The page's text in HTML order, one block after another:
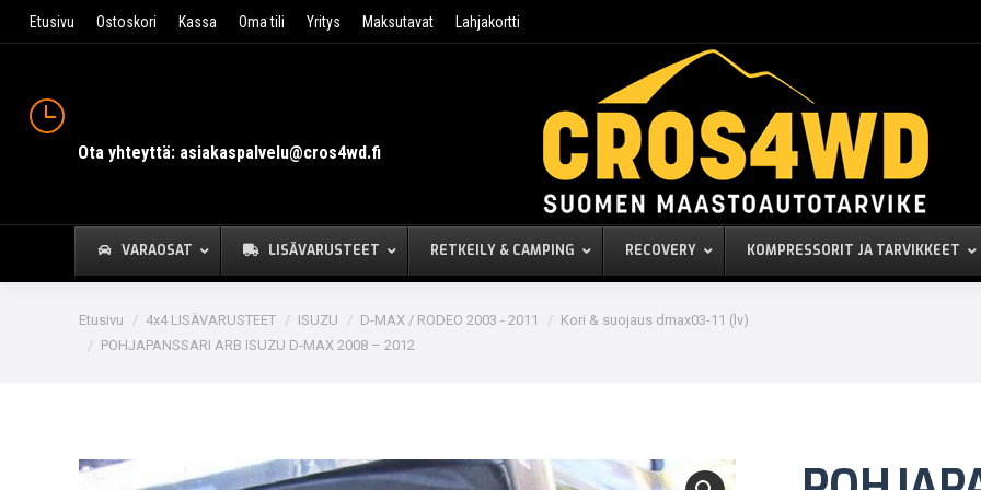
Etusivu Ostoskori Kassa Oma tili Yritys Maksutavat Lahjakortti
Ota yhteyttä: asiakaspalvelu@cros4wd.fi
VARAOSAT LISÄVARUSTEET RETKEILY & CAMPING RECOVERY KOMPRESSORIT JA TARVIKKEET
You are here:
Etusivu 4x4 LISÄVARUSTEET ISUZU D-MAX / RODEO 2003 - 2011
Kori & suojaus dmax03-11 (lv)
POHJAPANSSARI ARB ISUZU D-MAX 2008 – 2012